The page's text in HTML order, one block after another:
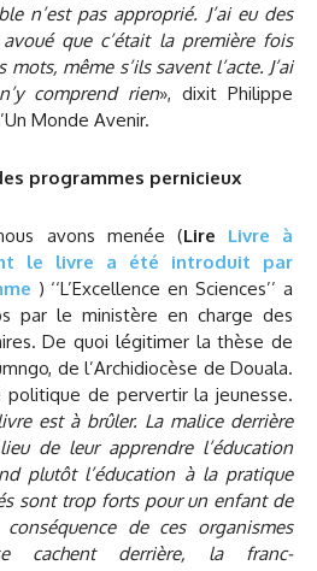
n’est pas approprié. J’ai eu des
que c’était la première fois
même s’ils savent l’acte. J’ai
comprend rien», dixit Philippe
Monde Avenir.
programmes pernicieux
avons menée (Lire Livre à
le livre a été introduit par
) ‘‘L’Excellence en Sciences’’ a
par le ministère en charge des
De quoi légitimer la thèse de
de l’Archidiocèse de Douala.
politique de pervertir la jeunesse.
est à brûler. La malice derrière
de leur apprendre l’éducation
plutôt l’éducation à la pratique
sont trop forts pour un enfant de
de ces organismes
cachent derrière, la franc-